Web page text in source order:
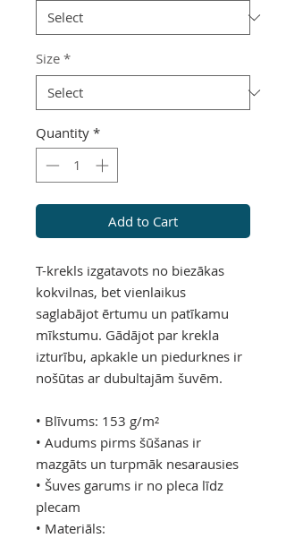
Size *
Quantity *
Add to Cart
T-krekls izgatavots no biezākas
kokvilnas, bet vienlaikus
saglabājot ērtumu un patīkamu
mīkstumu. Gādājot par krekla
izturību, apkakle un piedurknes ir
nošūtas ar dubultajām šuvēm.
• Blīvums: 153 g/m²
• Audums pirms šūšanas ir
mazgāts un turpmāk nesarausies
• Šuves garums ir no pleca līdz
plecam
• Materiāls: